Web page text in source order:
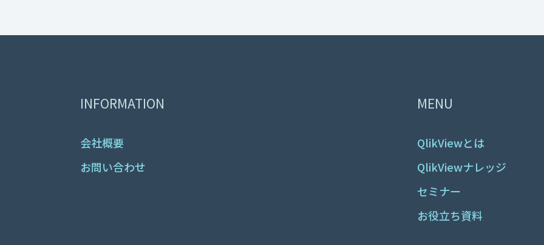
INFORMATION
会社概要
お問い合わせ
MENU
QlikViewとは
QlikViewナレッジ
セミナー
お役立ち資料